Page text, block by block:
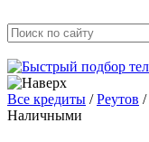
Все кредиты /Реутов /
Наличными